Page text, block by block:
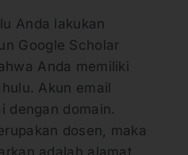
Anda lakukan
Google Scholar
Anda memiliki
Akun email
dengan domain.
dosen, maka